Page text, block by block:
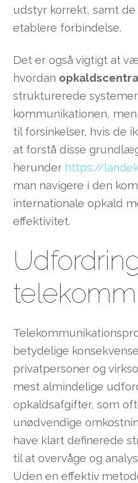
udstyr korrekt, samt
etablere forbindelse.
Det er også vigtigt at
hvordan
strukturerede
kommunikationen,
til forsinkelser, hvis de
at forstå disse
herunder https://
man navigere i den
internationale opkald
effektivitet.
betydelige
privatpersoner og
mest almindelige
opkaldsafgifter, som
unødvendige
have klart definerede
til at overvåge og
Uden en effektiv